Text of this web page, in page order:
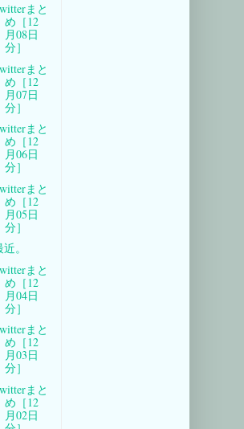
まと
め［12
月08日
分］
まと
め［12
月07日
分］
まと
め［12
月06日
分］
まと
め［12
月05日
分］
。
まと
め［12
月04日
分］
まと
め［12
月03日
分］
まと
め［12
月02日